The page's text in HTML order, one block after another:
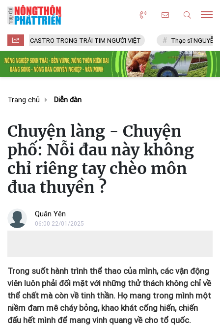
CASTRO TRONG TRÁI TIM NGƯỜI VIỆT Thạc sĩ NGUYỄN VĂN CHÍ
Trang chủ Diễn đàn
Chuyện làng - Chuyện
phố: Nỗi đau này không
chỉ riêng tay chèo môn
đua thuyền ?
Quân Yên
06:00 22/01/2025
Trong suốt hành trình thể thao của mình, các vận động
viên luôn phải đối mặt với những thử thách không chỉ về
thể chất mà còn về tinh thần. Họ mang trong mình một
niềm đam mê cháy bỏng, khao khát cống hiến, chiến
đấu hết mình để mang vinh quang về cho tổ quốc.